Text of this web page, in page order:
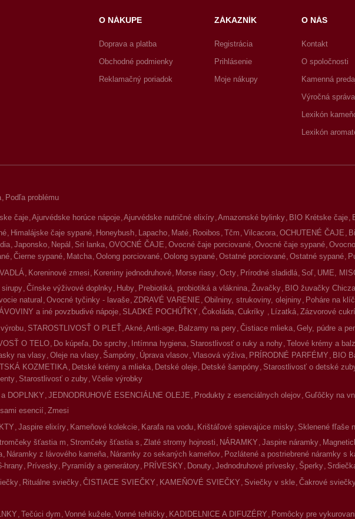
O NÁKUPE
Doprava a platba
Obchodné podmienky
Reklamačný poriadok
ZÁKAZNÍK
Registrácia
Prihlásenie
Moje nákupy
O NÁS
Kontakt
O spoločnosti
Kamenná
Výročná správa
Lexikón
Lexikón
Podľa problému
čaje Ajurvédske horúce nápoje Ajurvédske nutričné elixíry Amazonské bylinky BIO Krétske čaje
Himalájske čaje sypané Honeybush Lapacho Maté Rooibos Tčm Vilcacora OCHUTENÉ ČAJE
Japonsko Nepál Sri lanka OVOCNÉ ČAJE Ovocné čaje porciované Ovocné čaje sypané
Čierne sypané Matcha Oolong porciované Oolong sypané Ostatné porciované Ostatné sypané
Koreninové zmesi Koreniny jednodruhové Morse riasy Octy Prírodné sladidlá Soľ UME,
sirupy Čínske výživové doplnky Huby Prebiotiká, probiotiká a vláknina Žuvačky BIO žuvačky Chicza
natural Ovocné tyčinky - lavaše ZDRAVÉ VARENIE Obilniny, strukoviny, olejniny Poháre na
a iné povzbudivé nápoje SLADKÉ POCHÚŤKY Čokoláda Cukríky Lízatká Zázvorové
STAROSTLIVOSŤ O PLEŤ Akné Anti-age Balzamy na pery Čistiace mlieka Gely, púdre a
O TELO Do kúpeľa Do sprchy Intímna hygiena Starostlivosť o ruky a nohy Telové krémy a
na vlasy Oleje na vlasy Šampóny Úprava vlasov Vlasová výživa PRÍRODNÉ PARFÉMY BIO
KOZMETIKA Detské krémy a mlieka Detské oleje Detské šampóny Starostlivosť o detské
Starostlivosť o zuby Včelie výrobky
DOPLNKY JEDNODRUHOVÉ ESENCIÁLNE OLEJE Produkty z esenciálnych olejov Guľôčky na
esencií Zmesi
Jaspire elixíry Kameňové kolekcie Karafa na vodu Krištáľové spievajúce misky Sklenené fľaše
šťastia m Stromčeky šťastia s Zlaté stromy hojnosti NÁRAMKY Jaspire náramky
Náramky z lávového kameňa Náramky zo sekaných kameňov Pozlátené a postriebrené náramky s
hrany Prívesky Pyramídy a generátory PRÍVESKY Donuty Jednodruhové prívesky Šperky
Rituálne sviečky ČISTIACE SVIEČKY KAMEŇOVÉ SVIEČKY Sviečky v skle Čakrové
Tečúci dym Vonné kužele Vonné tehličky KADIDELNICE A DIFUZÉRY Pomôcky pre